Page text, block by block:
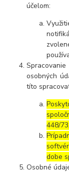
účelom:
osobných
títo
448/
dobe
Osobné